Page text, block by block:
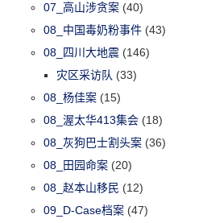
07_高山涉贪案 (40)
08_中国毒奶粉事件 (43)
08_四川大地震 (146)
灾区采访队 (33)
08_杨佳案 (15)
08_渥太华413集会 (18)
08_灰狗巴士割头案 (36)
08_田园命案 (20)
08_赵本山移民 (12)
09_D-Case档案 (47)